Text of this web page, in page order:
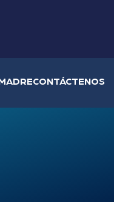
CONTÁCTENOS